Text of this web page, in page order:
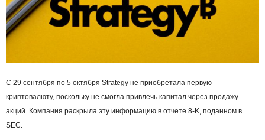
С 29 сентября по 5 октября Strategy не приобретала первую
криптовалюту, поскольку не смогла привлечь капитал через продажу
акций. Компания раскрыла эту информацию в отчете 8-K, поданном в
SEC.